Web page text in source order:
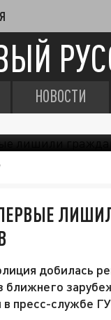
НОВОСТИ
добилась
ближнего
пресс-службе